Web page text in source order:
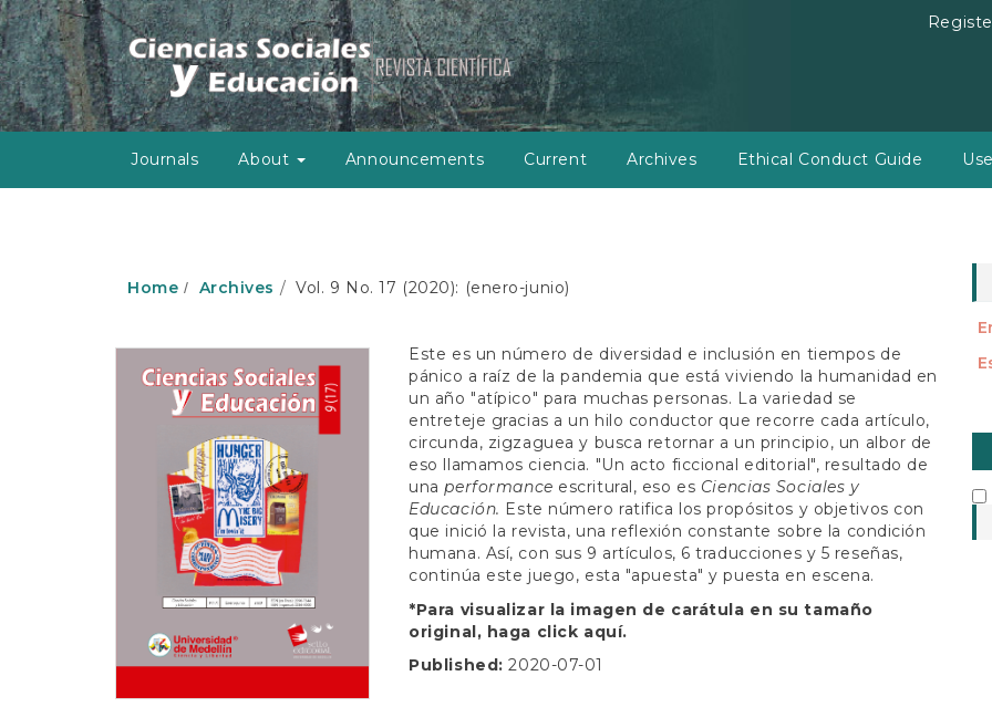
M
a
i
n
N
a
g
Journals About Announcements Current Archives Ethical Conduct Guide
Home Archives Vol. 9 No. 17 (2020): (enero-junio)
Este es un número de diversidad e inclusión en tiempos de
pánico a raíz de la pandemia que está viviendo la humanidad en
un año "atípico" para muchas personas. La variedad se
entreteje gracias a un hilo conductor que recorre cada artículo,
circunda, zigzaguea y busca retornar a un principio, un albor de
eso llamamos ciencia. "Un acto ficcional editorial", resultado de
unaperformance escritural, eso es Ciencias Sociales y
Educación. Este número ratifica los propósitos y objetivos con
que inició la revista, una reflexión constante sobre la condición
humana. Así, con sus 9 artículos, 6 traducciones y 5 reseñas,
continúa este juego, esta "apuesta" y puesta en escena.
*Para visualizar la imagen de carátula en su tamaño
original, haga click aquí.
Published:2020-07-01
a